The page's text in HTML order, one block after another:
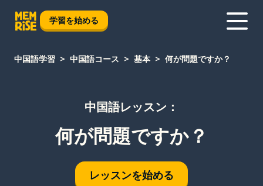
学習を始める
中国語学習 中国語コース 基本 何が問題ですか？
中国語レッスン：
何が問題ですか？
レッスンを始める